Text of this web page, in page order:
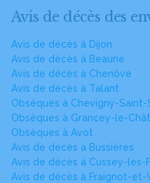
Avis de décès des
Avis de décès à Dijon
Avis de décès à Beaune
Avis de décès à Chenôve
Avis de décès à Talant
Obsèques à Chevigny-Saint-
Obsèques à Grancey-le-
Obsèques à Avot
Avis de décès à Bussières
Avis de décès à Cussey-les-
Avis de décès à Fraignot-